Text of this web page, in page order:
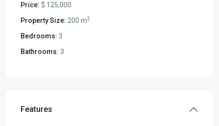
Price: $ 125,000
Property Size: 200 m2
Bedrooms: 3
Bathrooms: 3
Features